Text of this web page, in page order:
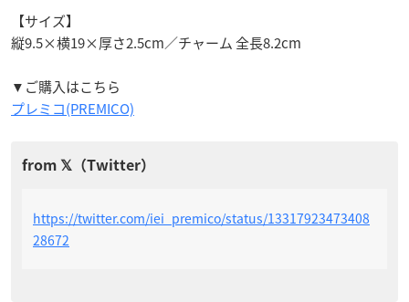
【サイズ】
縦9.5×横19×厚さ2.5cm／チャーム 全長8.2cm
▼ご購入はこちら
プレミコ(PREMICO)
https://twitter.com/iei_premico/status/13317923473408
28672